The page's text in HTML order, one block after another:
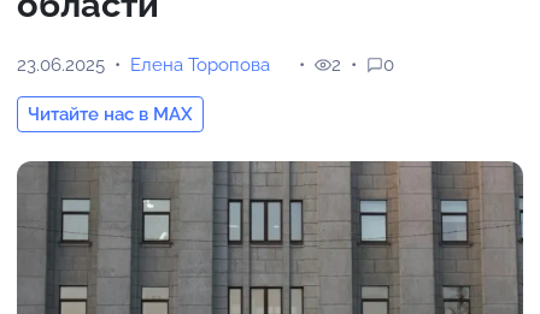
23.06.2025 Елена Торопова
Читайте нас в MAX
2 0